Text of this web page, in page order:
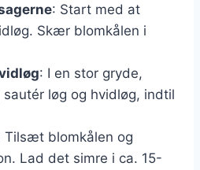
: Start med at
Skær blomkålen i
: I en stor gryde,
løg og hvidløg, indtil
Tilsæt blomkålen og
Lad det simre i ca. 15-